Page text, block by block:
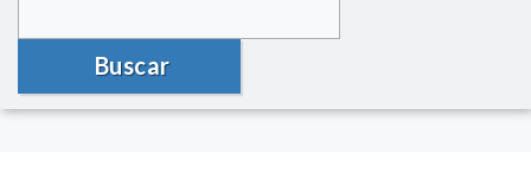
Buscar